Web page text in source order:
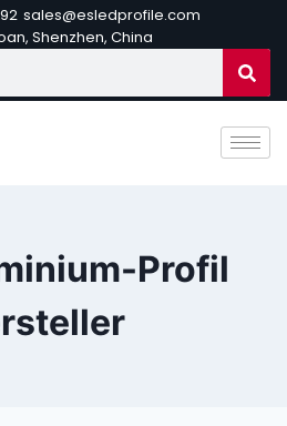
sales@esledprofile.com
Shenzhen, China
Profil